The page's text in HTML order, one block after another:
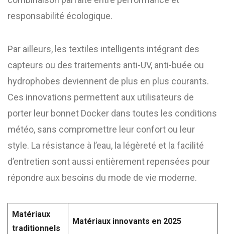
responsabilité écologique.
Par ailleurs, les textiles intelligents intégrant des
capteurs ou des traitements anti-UV, anti-buée ou
hydrophobes deviennent de plus en plus courants.
Ces innovations permettent aux utilisateurs de
porter leur bonnet Docker dans toutes les conditions
météo, sans compromettre leur confort ou leur
style. La résistance à l’eau, la légèreté et la facilité
d’entretien sont aussi entièrement repensées pour
répondre aux besoins du mode de vie moderne.
Matériaux
traditionnels
Matériaux innovants en 2025